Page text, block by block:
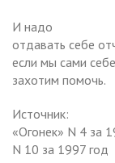
И надо
отдавать себе
если мы сами
захотим помочь.
Источник:
«Огонек» N 4 за
N 10 за 1997 год